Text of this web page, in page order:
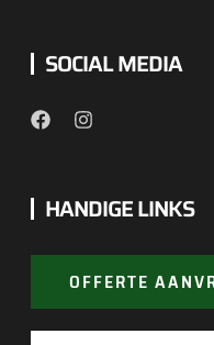
SOCIAL MEDIA
HANDIGE LINKS
OFFERTE